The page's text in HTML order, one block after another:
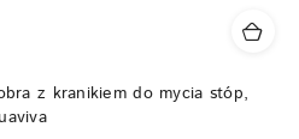
z kranikiem do mycia stóp,